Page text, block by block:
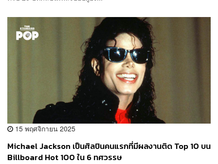
15 พฤศจิกายน 2025
Michael Jackson เป็นศิลปินคนแรกที่มีผลงานติด Top 10 บน
Billboard Hot 100 ใน 6 ทศวรรษ